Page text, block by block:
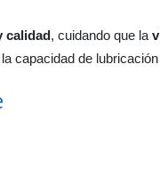
calidad, cuidando que la
capacidad de